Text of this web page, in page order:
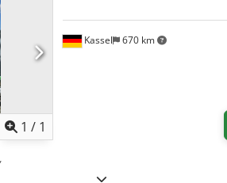
1 / 1
Kassel 670 km
,